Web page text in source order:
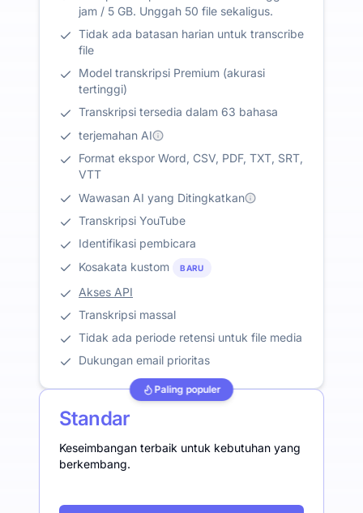
jam / 5 GB. Unggah 50 file sekaligus.
Tidak ada batasan harian untuk transcribe
file
Model transkripsi Premium (akurasi
tertinggi)
Transkripsi tersedia dalam 63 bahasa
terjemahan AI
Format ekspor Word, CSV, PDF, TXT, SRT,
VTT
Wawasan AI yang Ditingkatkan
Transkripsi YouTube
Identifikasi pembicara
Kosakata kustom
BARU
Akses API
Transkripsi massal
Tidak ada periode retensi untuk file media
Dukungan email prioritas
Paling populer
Standar
Keseimbangan terbaik untuk kebutuhan yang
berkembang.